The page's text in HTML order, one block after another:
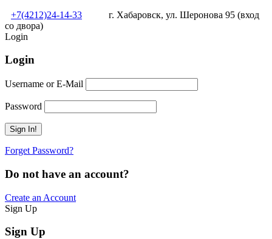
+7(4212)24-14-33
г. Хабаровск, ул. Шеронова 95 (вход
со двора)
Login
Login
Username or E-Mail
Password
Forget Password?
Do not have an account?
Create an Account
Sign Up
Sign Up